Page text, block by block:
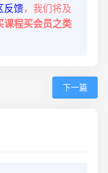
反馈，我们将及
课程买会员之类
下一篇